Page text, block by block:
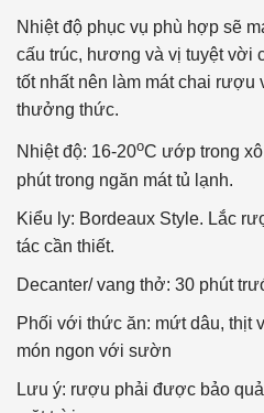
Nhiệt độ phục vụ phù hợp sẽ
cấu trúc, hương và vị tuyệt vời
tốt nhất nên làm mát chai rượu
thưởng thức.
Nhiệt độ: 16-20oC ướp trong
phút trong ngăn mát tủ lạnh.
Kiểu ly: Bordeaux Style. Lắc
tác cần thiết.
Decanter/ vang thở: 30 phút
Phối với thức ăn: mứt dâu, thịt
món ngon với sườn
Lưu ý: rượu phải được bảo